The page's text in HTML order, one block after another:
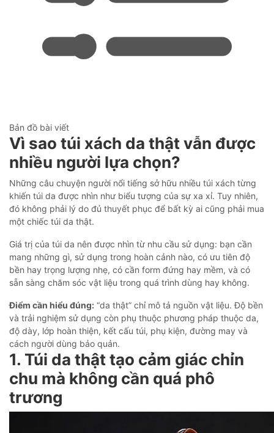
Bản đồ bài viết
Vì sao túi xách da thật vẫn được
nhiều người lựa chọn?
Những câu chuyện người nổi tiếng sở hữu nhiều túi xách từng
khiến túi da được nhìn như biểu tượng của sự xa xỉ. Tuy nhiên,
đó không phải lý do đủ thuyết phục để bất kỳ ai cũng phải mua
một chiếc túi da thật.
Giá trị của túi da nên được nhìn từ nhu cầu sử dụng: bạn cần
mang những gì, sử dụng trong hoàn cảnh nào, có ưu tiên độ
bền hay trọng lượng nhẹ, có cần form đứng hay mềm, và có
sẵn sàng chăm sóc vật liệu trong quá trình dùng hay không.
Điểm cần hiểu đúng: “da thật” chỉ mô tả nguồn vật liệu. Độ bền
và trải nghiệm sử dụng còn phụ thuộc phương pháp thuộc da,
độ dày, lớp hoàn thiện, kết cấu túi, phụ kiện, đường may và
cách người dùng bảo quản.
1. Túi da thật tạo cảm giác chỉn
chu mà không cần quá phô
trương